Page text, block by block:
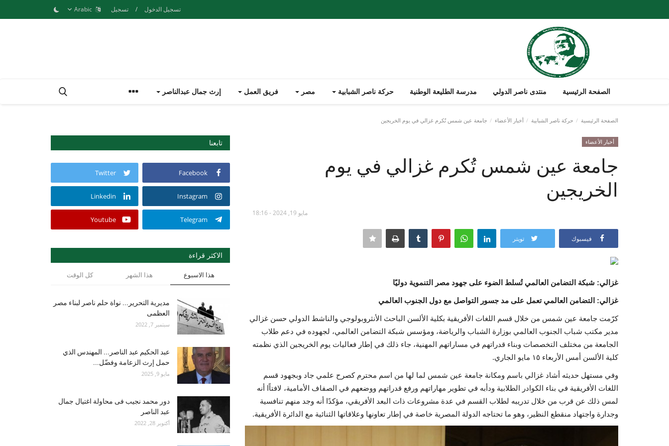
تسجيل الدخول / تسجيل
الصفحة الرئيسية منتدى ناصر الدولي مدرسة الطليعة الوطنية حركة ناصر الشبابية مصر فريق العمل إرث جمال عبدالناصر
الصفحة الرئيسية حركة ناصر الشبابية أخبار الأعضاء جامعة عين شمس تُكرم غزالي في يوم الخريجين
أخبار الأعضاء
جامعة عين شمس تُكرم غزالي في يوم
الخريجين
مايو 19, 2024 - 18:16
فيسبوك تويتر
غزالي: شبكة التضامن العالمي تُسلط الضوء على جهود مصر التنموية دوليًا
غزالي: التضامن العالمي تعمل على مد جسور التواصل مع دول الجنوب العالمي
كرّمت جامعة عين شمس من خلال قسم اللغات الأفريقية بكلية الألسن الباحث الأنثروبولوجي والناشط الدولي حسن غزالي
مدير مكتب شباب الجنوب العالمي بوزارة الشباب والرياضة، ومؤسس شبكة التضامن العالمي، لجهوده في دعم طلاب
الجامعة من مختلف التخصصات وبناء قدراتهم في مساراتهم المهنية، جاء ذلك في إطار فعاليات يوم الخريجين الذي نظمته
كلية الألسن أمس الأربعاء ١٥ مايو الجاري.
وفي مستهل حديثه أشاد غزالي باسم ومكانة جامعة عين شمس لما لها من اسم محترم كصرح علمي جاد وبجهود قسم
اللغات الأفريقية في بناء الكوادر الطلابية ودأبه في تطوير مهاراتهم ورفع قدراتهم ووضعهم في الصفاف الأمامية، لافتاًا أنه
لمس ذلك عن قرب من خلال تدريبه لطلاب القسم في عدة مشروعات ذات البعد الأفريقي، مؤكدًا أنه وجد منهم تنافسية
وجدارة واجتهاد منقطع النظير، وهو ما تحتاجه الدولة المصرية خاصة في إطار تعاونها وعلاقاتها الثنائية مع الدائرة الأفريقية.
تابعنا
Facebook
Twitter
Instagram
Linkedin
Telegram
Youtube
الاكثر قراءة
هذا الاسبوع هذا الشهر كل الوقت
مديرية التحرير... نواة حلم ناصر لبناء مصر
العظمى
سبتمبر 7, 2022
عبد الحكيم عبد الناصر... المهندس الذي
حمل إرث الزعامة وفضّل...
مايو 9, 2025
دور محمد نجيب فى محاولة اغتيال جمال
عبد الناصر
أكتوبر 28, 2022